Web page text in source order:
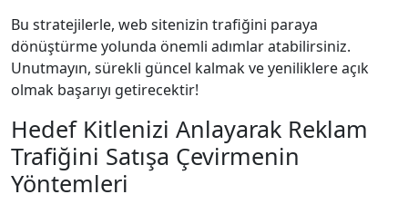
Bu stratejilerle, web sitenizin trafiğini paraya
dönüştürme yolunda önemli adımlar atabilirsiniz.
Unutmayın, sürekli güncel kalmak ve yeniliklere açık
olmak başarıyı getirecektir!
Hedef Kitlenizi Anlayarak Reklam
Trafiğini Satışa Çevirmenin
Yöntemleri